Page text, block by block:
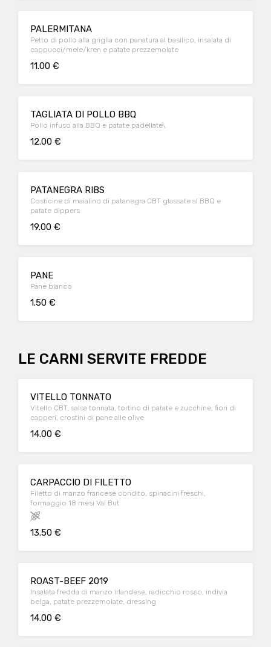
PALERMITANA
Petto di pollo alla griglia con panatura al basilico, insalata di
cappucci/mele/kren e patate prezzemolate
11.00 €
TAGLIATA DI POLLO BBQ
Pollo infuso alla BBQ e patate padellate\
12.00 €
PATANEGRA RIBS
Costicine di maialino di patanegra CBT glassate al BBQ e
patate dippers
19.00 €
PANE
Pane bianco
1.50 €
LE CARNI SERVITE FREDDE
VITELLO TONNATO
Vitello CBT, salsa tonnata, tortino di patate e zucchine, fiori di
capperi, crostini di pane alle olive
14.00 €
CARPACCIO DI FILETTO
Filetto di manzo francese condito, spinacini freschi,
formaggio 18 mesi Val But
13.50 €
ROAST-BEEF 2019
Insalata fredda di manzo irlandese, radicchio rosso, indivia
belga, patate prezzemolate, dressing
14.00 €